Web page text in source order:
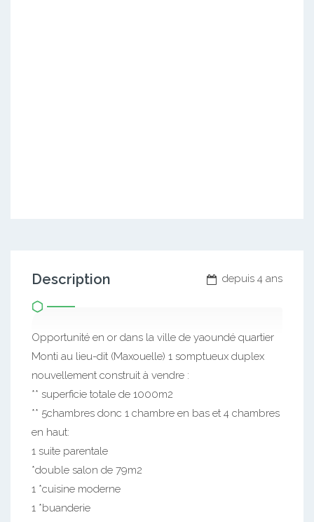
depuis 4 ans
Description
Opportunité en or dans la ville de yaoundé quartier
Monti au lieu-dit (Maxouelle) 1 somptueux duplex
nouvellement construit à vendre :
** superficie totale de 1000m2
** 5chambres donc 1 chambre en bas et 4 chambres
en haut:
1 suite parentale
*double salon de 79m2
1 *cuisine moderne
1 *buanderie